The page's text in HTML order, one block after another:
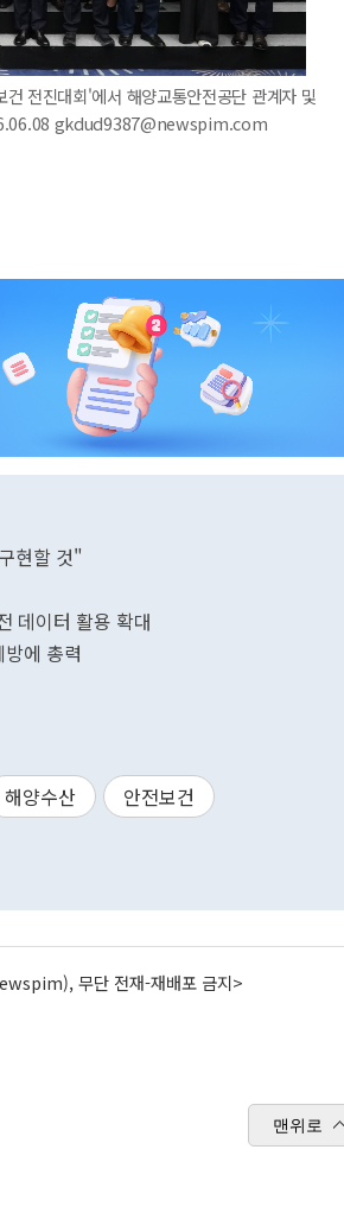
전진대회'에서 해양교통안전공단 관계자 및
gkdud9387@newspim.com
현할 것"
데이터 활용 확대
에 총력
해양수산
안전보건
무단 전재-재배포 금지>
맨위로